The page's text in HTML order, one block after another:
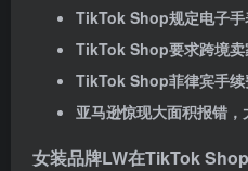
TikTok Shop规定电子手
TikTok Shop要求跨境卖
TikTok Shop菲律宾手续
亚马逊惊现大面积报错
女装品牌LW在TikTok